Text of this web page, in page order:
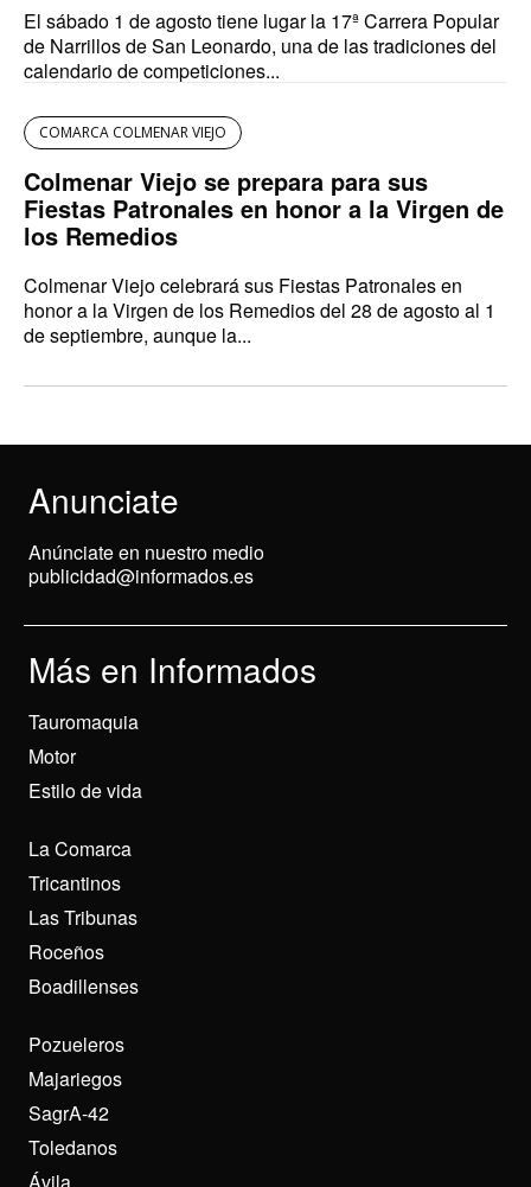
El sábado 1 de agosto tiene lugar la 17ª Carrera Popular
de Narrillos de San Leonardo, una de las tradiciones del
calendario de competiciones...
COMARCA COLMENAR VIEJO
Colmenar Viejo se prepara para sus
Fiestas Patronales en honor a la Virgen de
los Remedios
Colmenar Viejo celebrará sus Fiestas Patronales en
honor a la Virgen de los Remedios del 28 de agosto al 1
de septiembre, aunque la...
Anunciate
Anúnciate en nuestro medio
publicidad@informados.es
Más en Informados
Tauromaquia
Motor
Estilo de vida
La Comarca
Tricantinos
Las Tribunas
Roceños
Boadillenses
Pozueleros
Majariegos
SagrA-42
Toledanos